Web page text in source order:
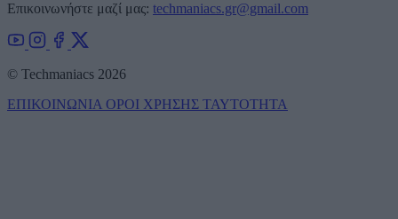
Επικοινωνήστε μαζί μας: techmaniacs.gr@gmail.com
© Techmaniacs 2026
ΕΠΙΚΟΙΝΩΝΙΑ ΟΡΟΙ ΧΡΗΣΗΣ ΤΑΥΤΟΤΗΤΑ